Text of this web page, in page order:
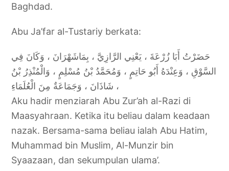
Baghdad.
Abu Ja’far al-Tustariy berkata:
حَضَرْتُ أَبَا زُرْعَةَ ، يَعْنِي الرَّازِيَّ ، بِمَاشَهْرَانَ ، وَكَانَ فِي
السَّوْقِ ، وَعِنْدَهُ أَبُو حَاتِمٍ ، وَمُحَمَّدُ بْنُ مُسْلِمٍ ، وَالْمُنْذِرُ بْنُ
شَاذَانَ ، وَجَمَاعَةٌ مِنَ الْعُلَمَاءِ ،
Aku hadir menziarah Abu Zur’ah al-Razi di
Maasyahraan. Ketika itu beliau dalam keadaan
nazak. Bersama-sama beliau ialah Abu Hatim,
Muhammad bin Muslim, Al-Munzir bin
Syaazaan, dan sekumpulan ulama’.